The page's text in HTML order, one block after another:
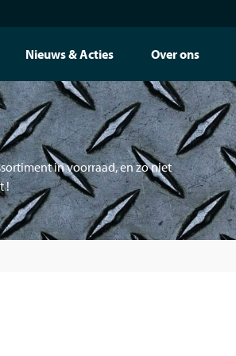
Nieuws & Acties Over ons
in voorraad, en zo niet
!